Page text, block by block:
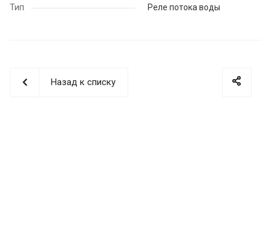
Тип Реле потока воды
Назад к списку